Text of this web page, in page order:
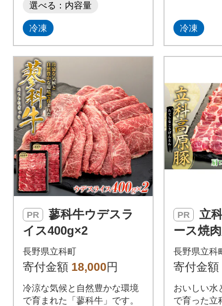
選べる：内容量
冷凍 冷凍
PR
イス400g×2
長野県立科町
寄付金額 18,000円
冷涼な気候と自然豊かな環境
で育まれた「蓼科牛」です。
PR
ース焼
長野県立科
寄付金額
おいしい水
で育った立